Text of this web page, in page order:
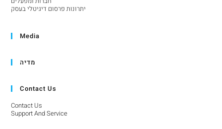
יתרונות פרסום דיגיטלי בעסק
Media
מדיה
Contact Us
Contact Us
Support And Service